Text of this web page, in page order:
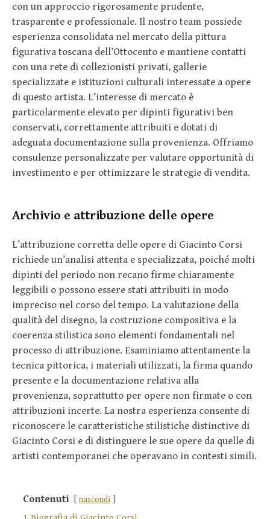
con un approccio rigorosamente prudente,
trasparente e professionale. Il nostro team possiede
esperienza consolidata nel mercato della pittura
figurativa toscana dell’Ottocento e mantiene contatti
con una rete di collezionisti privati, gallerie
specializzate e istituzioni culturali interessate a opere
di questo artista. L’interesse di mercato è
particolarmente elevato per dipinti figurativi ben
conservati, correttamente attribuiti e dotati di
adeguata documentazione sulla provenienza. Offriamo
consulenze personalizzate per valutare opportunità di
investimento e per ottimizzare le strategie di vendita.
Archivio e attribuzione delle opere
L’attribuzione corretta delle opere di Giacinto Corsi
richiede un’analisi attenta e specializzata, poiché molti
dipinti del periodo non recano firme chiaramente
leggibili o possono essere stati attribuiti in modo
impreciso nel corso del tempo. La valutazione della
qualità del disegno, la costruzione compositiva e la
coerenza stilistica sono elementi fondamentali nel
processo di attribuzione. Esaminiamo attentamente la
tecnica pittorica, i materiali utilizzati, la firma quando
presente e la documentazione relativa alla
provenienza, soprattutto per opere non firmate o con
attribuzioni incerte. La nostra esperienza consente di
riconoscere le caratteristiche stilistiche distinctive di
Giacinto Corsi e di distinguere le sue opere da quelle di
artisti contemporanei che operavano in contesti simili.
Contenuti nascondi